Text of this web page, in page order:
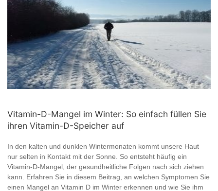
Vitamin-D-Mangel im Winter: So einfach füllen Sie
ihren Vitamin-D-Speicher auf
In den kalten und dunklen Wintermonaten kommt unsere Haut
nur selten in Kontakt mit der Sonne. So entsteht häufig ein
Vitamin-D-Mangel, der gesundheitliche Folgen nach sich ziehen
kann. Erfahren Sie in diesem Beitrag, an welchen Symptomen Sie
einen Mangel an Vitamin D im Winter erkennen und wie Sie ihm